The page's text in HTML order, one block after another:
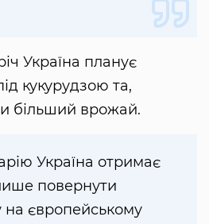
Україна планує
кукурудзою та,
більший врожай.
Україна отримає
повернути
на європейському